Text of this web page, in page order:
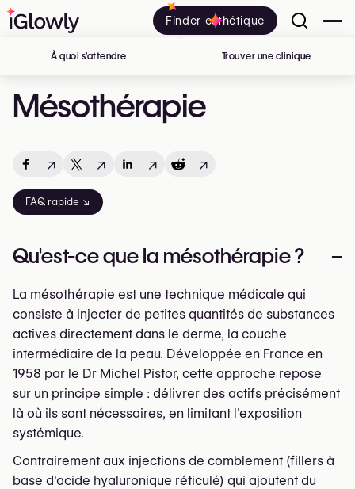
Finder esthétique
Mésothérapie
À quoi s’attendre Trouver une clinique
FAQ rapide ↘
↗ ↗ ↗ ↗
Qu'est-ce que la mésothérapie ? –
La mésothérapie est une technique médicale qui
consiste à injecter de petites quantités de substances
actives directement dans le derme, la couche
intermédiaire de la peau. Développée en France en
1958 par le Dr Michel Pistor, cette approche repose
sur un principe simple : délivrer des actifs précisément
là où ils sont nécessaires, en limitant l'exposition
systémique.
Contrairement aux injections de comblement (fillers à
base d'acide hyaluronique réticulé) qui ajoutent du